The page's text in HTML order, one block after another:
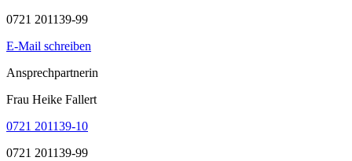
0721 201139-99
E-Mail schreiben
Ansprechpartnerin
Frau Heike Fallert
0721 201139-10
0721 201139-99